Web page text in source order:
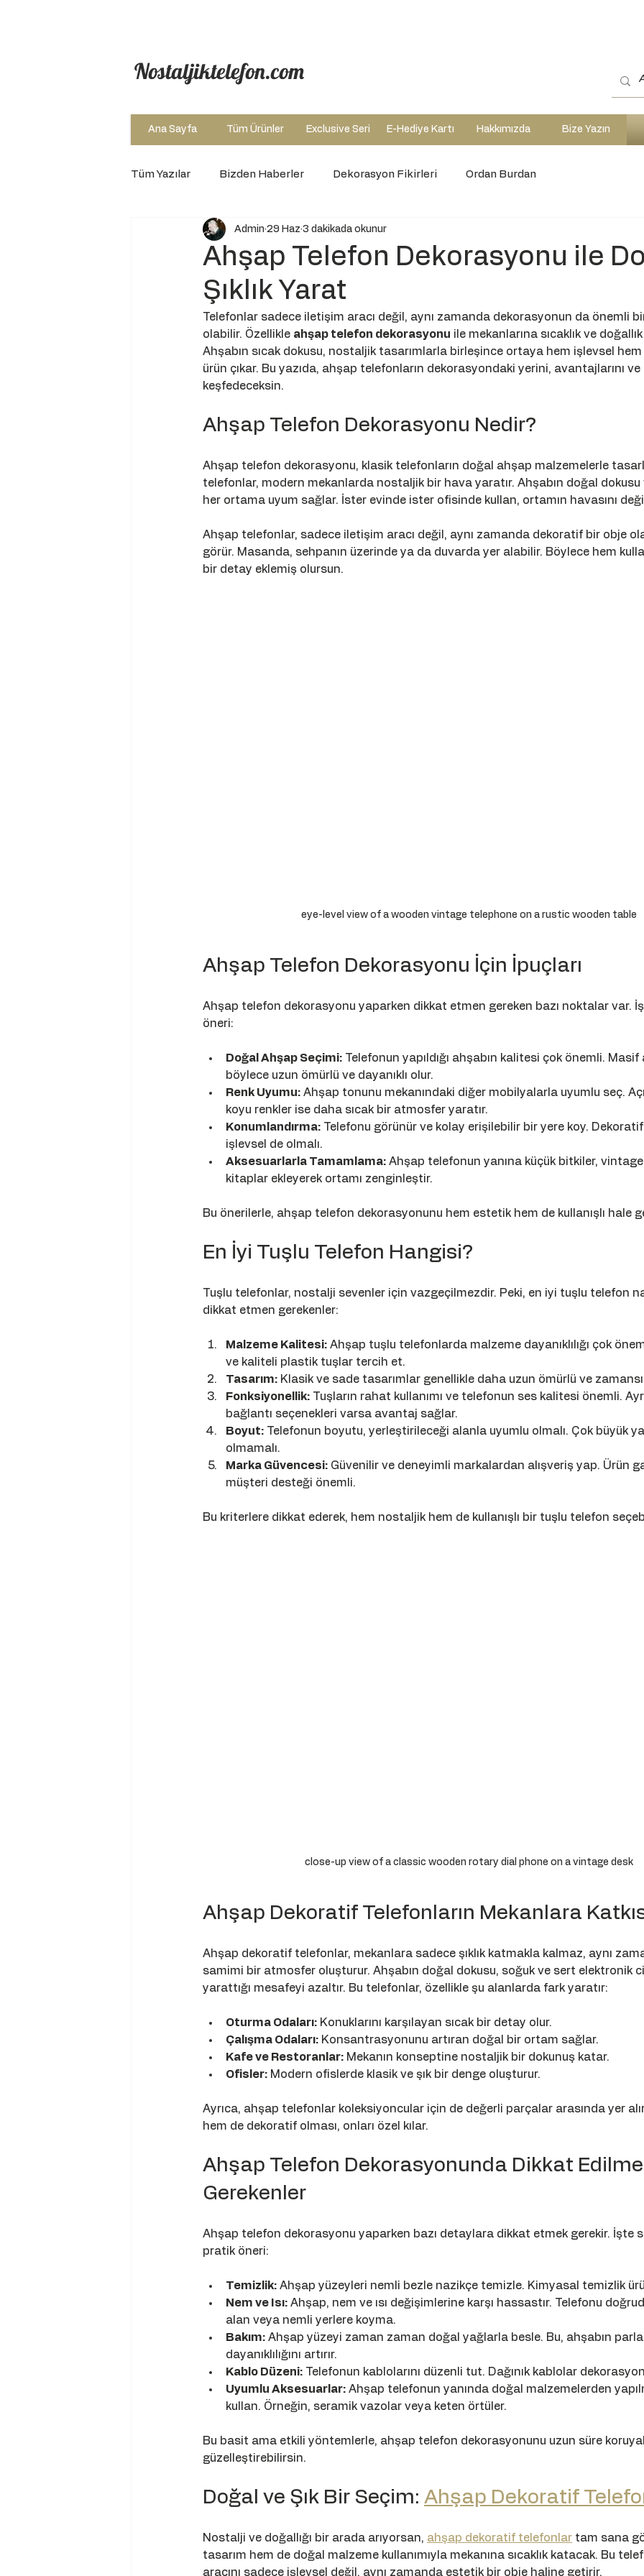
Nostaljiktelefon.com
Ana Sayfa Tüm Ürünler Exclusive Seri E-Hediye Kartı Hakkımızda Bize Yazın
Tüm Yazılar Bizden Haberler Dekorasyon Fikirleri Ordan Burdan
Ahşap Telefon Dekorasyonu ile
Şıklık Yarat
Admin 29 Haz 3 dakikada okunur
Telefonlar sadece iletişim aracı değil, aynı zamanda dekorasyonun da önemli
olabilir. Özellikle ahşap telefon dekorasyonu ile mekanlarına sıcaklık ve
Ahşabın sıcak dokusu, nostaljik tasarımlarla birleşince ortaya hem işlevsel
ürün çıkar. Bu yazıda, ahşap telefonların dekorasyondaki yerini, avantajlarını ve
keşfedeceksin.
Ahşap Telefon Dekorasyonu Nedir?
Ahşap telefon dekorasyonu, klasik telefonların doğal ahşap malzemelerle
telefonlar, modern mekanlarda nostaljik bir hava yaratır. Ahşabın doğal dokusu
her ortama uyum sağlar. İster evinde ister ofisinde kullan, ortamın havasını
Ahşap telefonlar, sadece iletişim aracı değil, aynı zamanda dekoratif bir obje
görür. Masanda, sehpanın üzerinde ya da duvarda yer alabilir. Böylece hem
bir detay eklemiş olursun.
eye-level view of a wooden vintage telephone on a rustic wooden table
Ahşap Telefon Dekorasyonu İçin İpuçları
Ahşap telefon dekorasyonu yaparken dikkat etmen gereken bazı noktalar var.
öneri:
Doğal Ahşap Seçimi: Telefonun yapıldığı ahşabın kalitesi çok önemli.
böylece uzun ömürlü ve dayanıklı olur.
Renk Uyumu: Ahşap tonunu mekanındaki diğer mobilyalarla uyumlu seç.
koyu renkler ise daha sıcak bir atmosfer yaratır.
Konumlandırma: Telefonu görünür ve kolay erişilebilir bir yere koy.
işlevsel de olmalı.
Aksesuarlarla Tamamlama: Ahşap telefonun yanına küçük bitkiler,
kitaplar ekleyerek ortamı zenginleştir.
Bu önerilerle, ahşap telefon dekorasyonunu hem estetik hem de kullanışlı hale
En İyi Tuşlu Telefon Hangisi?
Tuşlu telefonlar, nostalji sevenler için vazgeçilmezdir. Peki, en iyi tuşlu telefon
dikkat etmen gerekenler:
Malzeme Kalitesi: Ahşap tuşlu telefonlarda malzeme dayanıklılığı çok
ve kaliteli plastik tuşlar tercih et.
Tasarım: Klasik ve sade tasarımlar genellikle daha uzun ömürlü ve
Fonksiyonellik: Tuşların rahat kullanımı ve telefonun ses kalitesi önemli.
bağlantı seçenekleri varsa avantaj sağlar.
Boyut: Telefonun boyutu, yerleştirileceği alanla uyumlu olmalı. Çok büyük
olmamalı.
Marka Güvencesi: Güvenilir ve deneyimli markalardan alışveriş yap. Ürün
müşteri desteği önemli.
Bu kriterlere dikkat ederek, hem nostaljik hem de kullanışlı bir tuşlu telefon
close-up view of a classic wooden rotary dial phone on a vintage desk
Ahşap Dekoratif Telefonların Mekanlara
Ahşap dekoratif telefonlar, mekanlara sadece şıklık katmakla kalmaz, aynı
samimi bir atmosfer oluşturur. Ahşabın doğal dokusu, soğuk ve sert elektronik
yarattığı mesafeyi azaltır. Bu telefonlar, özellikle şu alanlarda fark yaratır:
Oturma Odaları: Konuklarını karşılayan sıcak bir detay olur.
Çalışma Odaları: Konsantrasyonunu artıran doğal bir ortam sağlar.
Kafe ve Restoranlar: Mekanın konseptine nostaljik bir dokunuş katar.
Ofisler: Modern ofislerde klasik ve şık bir denge oluşturur.
Ayrıca, ahşap telefonlar koleksiyoncular için de değerli parçalar arasında yer
hem de dekoratif olması, onları özel kılar.
Ahşap Telefon Dekorasyonunda Dikkat
Gerekenler
Ahşap telefon dekorasyonu yaparken bazı detaylara dikkat etmek gerekir. İşte
pratik öneri:
Temizlik: Ahşap yüzeyleri nemli bezle nazikçe temizle. Kimyasal temizlik
Nem ve Isı: Ahşap, nem ve ısı değişimlerine karşı hassastır. Telefonu
alan veya nemli yerlere koyma.
Bakım: Ahşap yüzeyi zaman zaman doğal yağlarla besle. Bu, ahşabın
dayanıklılığını artırır.
Kablo Düzeni: Telefonun kablolarını düzenli tut. Dağınık kablolar
Uyumlu Aksesuarlar: Ahşap telefonun yanında doğal malzemelerden
kullan. Örneğin, seramik vazolar veya keten örtüler.
Bu basit ama etkili yöntemlerle, ahşap telefon dekorasyonunu uzun süre
güzelleştirebilirsin.
Doğal ve Şık Bir Seçim: Ahşap Dekoratif
Nostalji ve doğallığı bir arada arıyorsan, ahşap dekoratif telefonlar tam sana
tasarım hem de doğal malzeme kullanımıyla mekanına sıcaklık katacak. Bu
aracını sadece işlevsel değil, aynı zamanda estetik bir obje haline getirir.